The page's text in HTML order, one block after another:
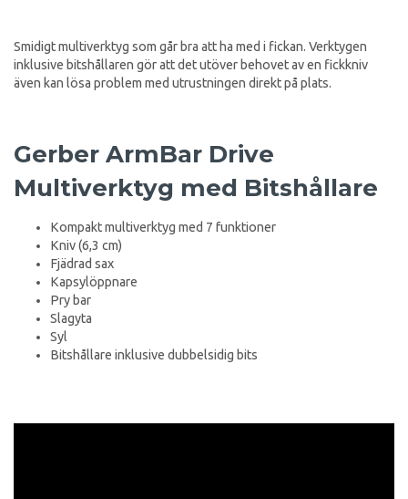
Smidigt multiverktyg som går bra att ha med i fickan. Verktygen
inklusive bitshållaren gör att det utöver behovet av en fickkniv
även kan lösa problem med utrustningen direkt på plats.
Gerber ArmBar Drive
Multiverktyg med Bitshållare
Kompakt multiverktyg med 7 funktioner
Kniv (6,3 cm)
Fjädrad sax
Kapsylöppnare
Pry bar
Slagyta
Syl
Bitshållare inklusive dubbelsidig bits